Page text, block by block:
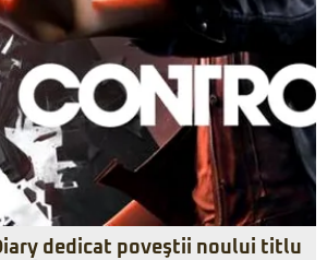
dedicat poveştii noului titlu